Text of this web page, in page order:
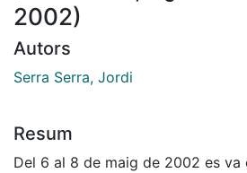
2002)
Autors
Serra Serra, Jordi
Resum
Del 6 al 8 de maig de 2002 es va